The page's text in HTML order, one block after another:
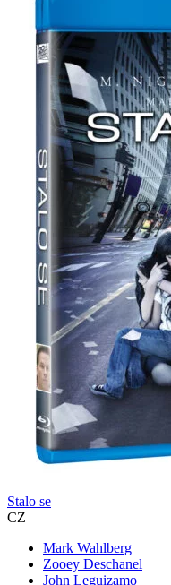
Stalo se
CZ
Mark Wahlberg
Zooey Deschanel
John Leguizamo